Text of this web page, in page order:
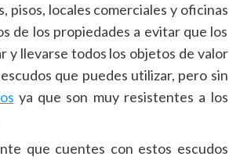
pisos, locales comerciales y oficinas
de los propiedades a evitar que los
y llevarse todos los objetos de valor
que puedes utilizar, pero sin
ya que son muy resistentes a los
que cuentes con estos escudos